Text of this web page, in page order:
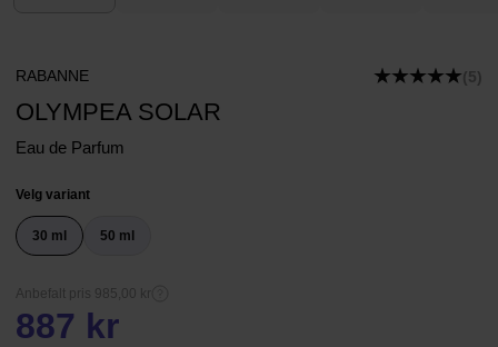
RABANNE (5)
OLYMPEA SOLAR
Eau de Parfum
Velg variant
30 ml 50 ml
Anbefalt pris 985,00 kr
887 kr